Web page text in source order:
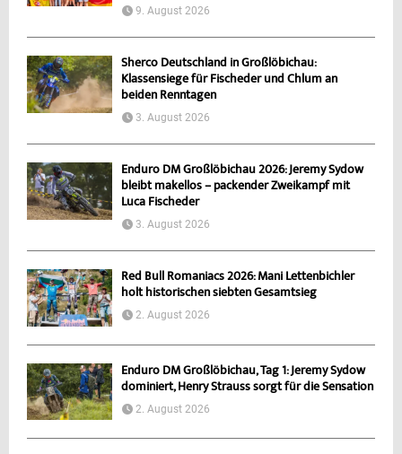
9. August 2026
Sherco Deutschland in Großlöbichau:
Klassensiege für Fischeder und Chlum an
beiden Renntagen
3. August 2026
Enduro DM Großlöbichau 2026: Jeremy Sydow
bleibt makellos – packender Zweikampf mit
Luca Fischeder
3. August 2026
Red Bull Romaniacs 2026: Mani Lettenbichler
holt historischen siebten Gesamtsieg
2. August 2026
Enduro DM Großlöbichau, Tag 1: Jeremy Sydow
dominiert, Henry Strauss sorgt für die Sensation
2. August 2026